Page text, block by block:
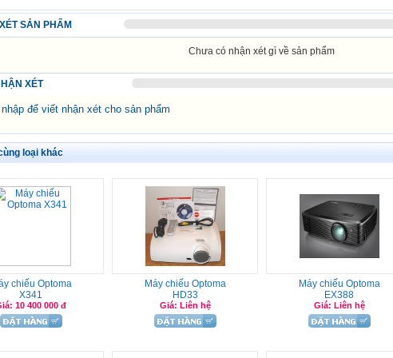
SẢN PHẨM
Chưa có nhận xét gì về sản phẩm
XÉT
để viết nhận xét cho sản phẩm
loại khác
chiếu Optoma
X341
10 400 000 đ
Máy chiếu Optoma
HD33
Giá: Liên hệ
Máy chiếu Optoma
EX388
Giá: Liên hệ